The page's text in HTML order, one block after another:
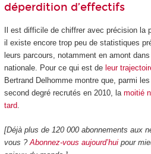
déperdition d’effectifs
Il est difficile de chiffrer avec précision la
il existe encore trop peu de statistiques
leurs parcours, notamment en amont dans
nationale. Pour ce qui est de leur
Bertrand Delhomme montre que, parmi
second degré recrutés en 2010, la moitié
tard.
[Déjà plus de 120 000 abonnements aux
vous ? Abonnez-vous aujourd’huipour